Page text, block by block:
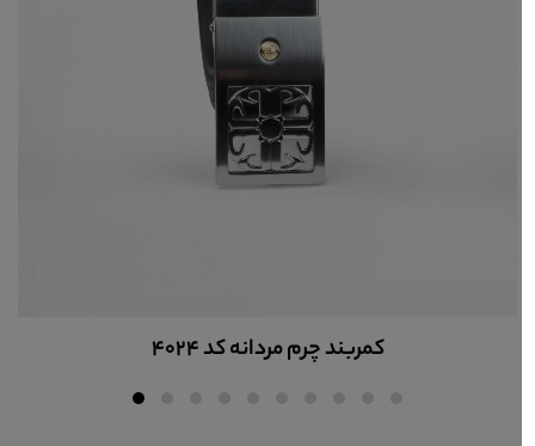
کمربند چرم مردانه کد 4024